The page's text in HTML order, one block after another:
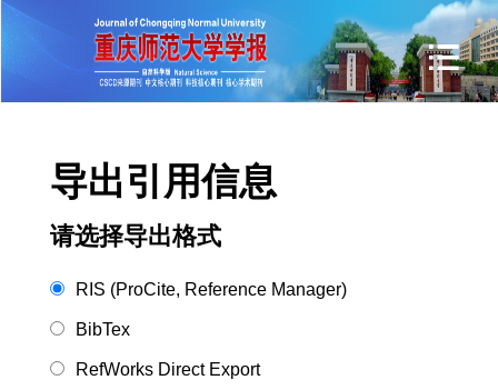
导出引用信息
请选择导出格式
RIS (ProCite, Reference Manager)
BibTex
RefWorks Direct Export